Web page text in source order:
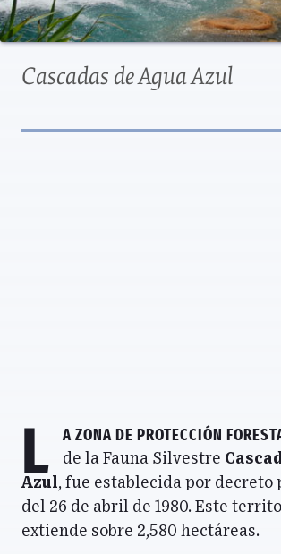
Cascadas de Agua Azul
L a Zona de Protección
de la Fauna Silvestre
Azul, fue establecida por decreto
del 26 de abril de 1980. Este
extiende sobre 2,580 hectáreas.